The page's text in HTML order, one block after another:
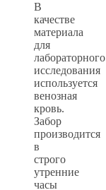
В
качестве
материала
для
лабораторного
исследования
используется
венозная
кровь.
Забор
производится
в
строго
утренние
часы